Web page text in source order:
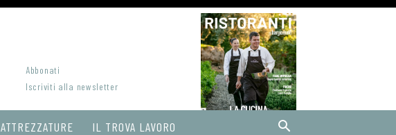
Abbonati
Iscriviti alla newsletter
ATTREZZATURE IL TROVA LAVORO